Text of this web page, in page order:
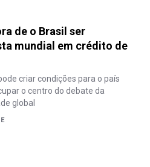
de o Brasil ser
mundial em crédito de
criar condições para o país
o centro do debate da
global